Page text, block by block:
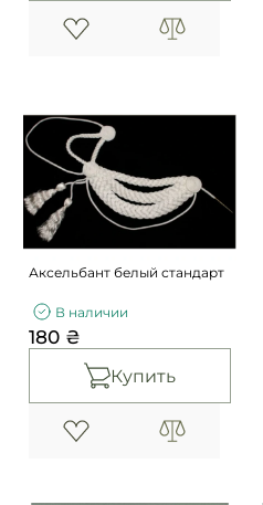
Аксельбант белый стандарт
В наличии
180 ₴
Купить